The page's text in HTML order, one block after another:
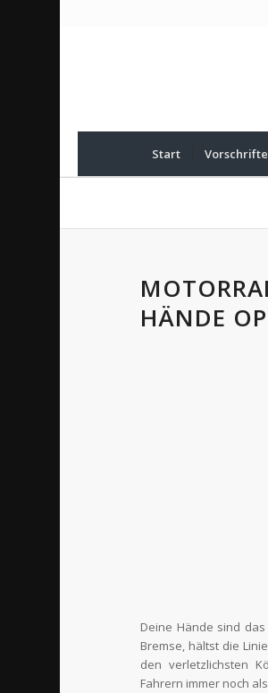
Start
HÄNDE
Deine Hände sind
Bremse, hältst die
den verletzlichsten
Fahrern immer noch